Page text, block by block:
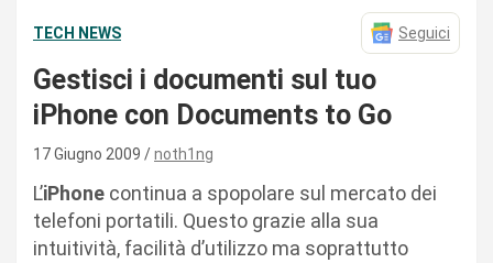
TECH NEWS Seguici
Gestisci i documenti sul tuo
iPhone con Documents to Go
17 Giugno 2009 noth1ng
L’iPhone continua a spopolare sul mercato dei
telefoni portatili. Questo grazie alla sua
intuitività, facilità d’utilizzo ma soprattutto